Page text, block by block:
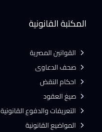
المكتبة القانونية
القوانين المصرية
صحف الدعاوى
احكام النقض
صيغ العقود
التعريفات والدفوع القانونية
المواضيع القانونية